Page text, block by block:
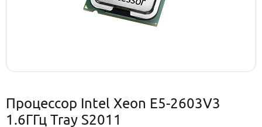
Процессор Intel Xeon E5-2603V3
1.6ГГц Tray S2011